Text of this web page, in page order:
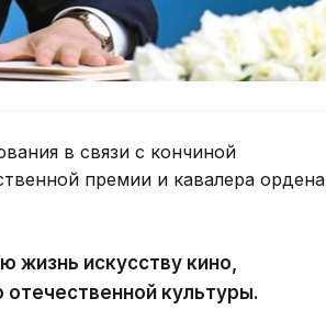
в связи с кончиной
премии и кавалера ордена
искусству кино,
отечественной культуры.